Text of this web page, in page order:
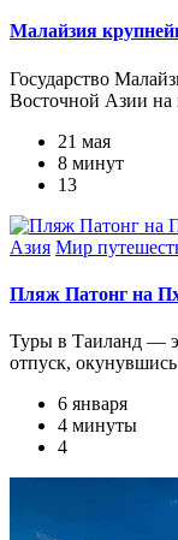
Малайзия
Государство
Восточной Азии на
21 мая
8 минут
13
Азия Мир
Пляж Патонг на
Туры в Таиланд —
отпуск,
6 января
4 минуты
4